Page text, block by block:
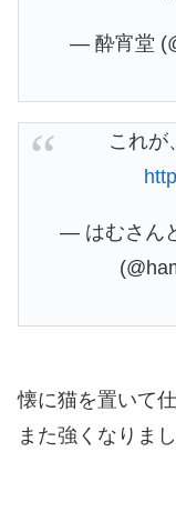
— 酔宵堂
これが
— はむさん
懐に猫を置いて
また強くなりまし